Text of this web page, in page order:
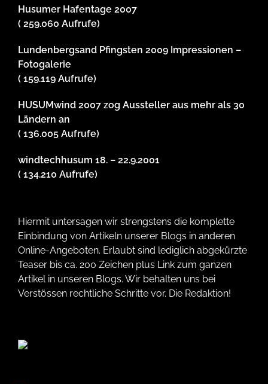
Husumer Hafentage 2007
( 259.060 Aufrufe)
Lundenbergsand Pfingsten 2009 Impressionen –
Fotogalerie
( 159.119 Aufrufe)
HUSUMwind 2007 zog Aussteller aus mehr als 30
Ländern an
( 136.005 Aufrufe)
windtechhusum 18. – 22.9.2001
( 134.210 Aufrufe)
Hiermit untersagen wir strengstens die komplette
Einbindung von Artikeln unserer Blogs in anderen
Online-Angeboten. Erlaubt sind lediglich abgekürzte
Teaser bis ca. 200 Zeichen plus Link zum ganzen
Artikel in unseren Blogs. Wir behalten uns bei
Verstössen rechtliche Schritte vor. Die Redaktion!